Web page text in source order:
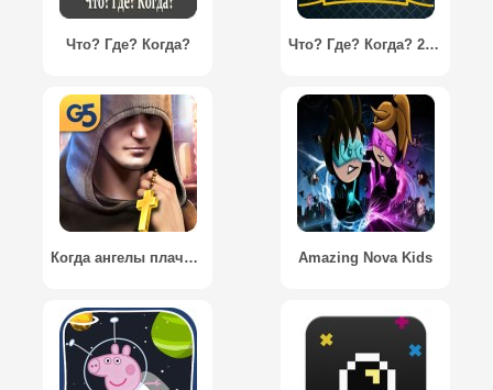
Что? Где? Когда? Что? Где? Когда? 2016
Когда ангелы плачут 2 / Where Angels Cry 2 Amazing Nova Kids